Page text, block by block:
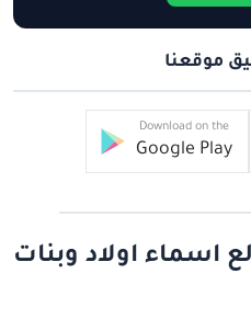
موقعنا
Download on the
Google Play
اسماء اولاد وبنات